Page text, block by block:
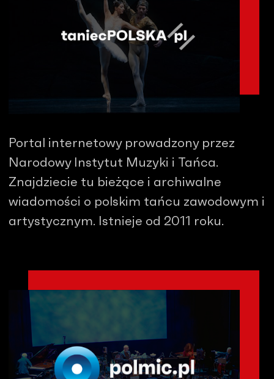
Portal internetowy prowadzony przez
Narodowy Instytut Muzyki i Tańca.
Znajdziecie tu bieżące i archiwalne
wiadomości o polskim tańcu zawodowym i
artystycznym. Istnieje od 2011 roku.